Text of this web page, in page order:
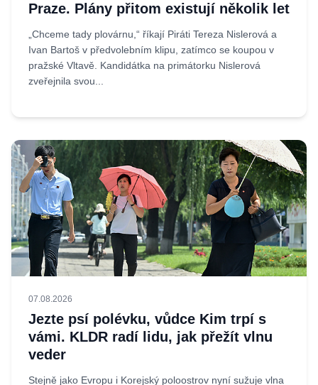
Praze. Plány přitom existují několik let
„Chceme tady plovárnu,“ říkají Piráti Tereza Nislerová a
Ivan Bartoš v předvolebním klipu, zatímco se koupou v
pražské Vltavě. Kandidátka na primátorku Nislerová
zveřejnila svou...
07.08.2026
Jezte psí polévku, vůdce Kim trpí s
vámi. KLDR radí lidu, jak přežít vlnu
veder
Stejně jako Evropu i Korejský poloostrov nyní sužuje vlna